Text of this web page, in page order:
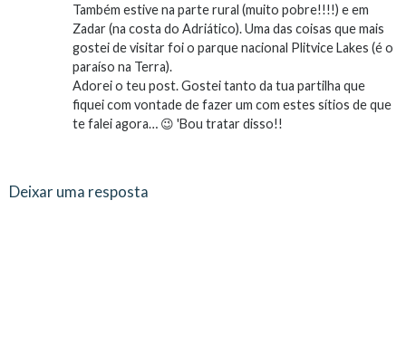
Também estive na parte rural (muito pobre!!!!) e em
Zadar (na costa do Adriático). Uma das coisas que mais
gostei de visitar foi o parque nacional Plitvice Lakes (é o
paraíso na Terra).
Adorei o teu post. Gostei tanto da tua partilha que
fiquei com vontade de fazer um com estes sítios de que
te falei agora… 😉 'Bou tratar disso!!
Deixar uma resposta